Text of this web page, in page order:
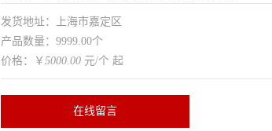
发货地址：上海市嘉定区
产品数量：9999.00个
价格：￥ 5000.00 元/个 起
在线留言